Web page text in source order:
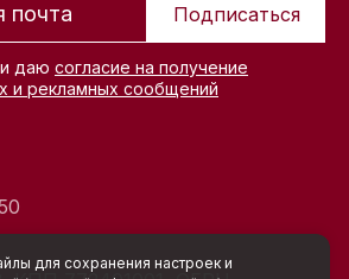
Подписаться
даю согласие на получение
и рекламных сообщений
для сохранения настроек и